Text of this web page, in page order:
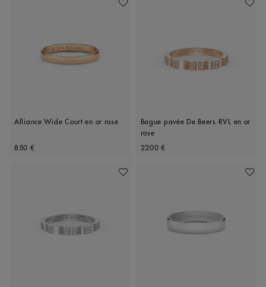
Ajouter À Ma Wishlist
Alliance Wide Court en or rose
Original price
850 €
Bague pavée De Beers RVL en or
rose
Original price
2200 €
Ajouter À Ma Wishlist